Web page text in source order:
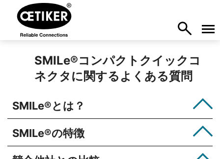
SMILe®コンパクトクイックコ
ネクタに関するよくある質問
SMILe®とは？
SMILe®の特徴